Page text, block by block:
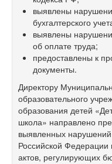
выявлены
бухгалтерского
выявлены
об оплате труда;
предоставлены к
документы.
Директору
образовательного
образования детей
школа» направлено
выявленных нарушений
Российской
актов, регулирующих